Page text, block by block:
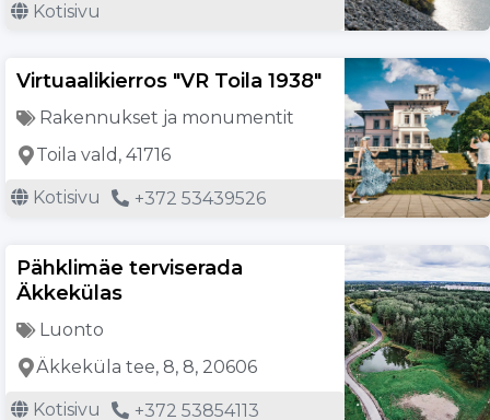
Kotisivu
Virtuaalikierros "VR Toila 1938"
Rakennukset ja monumentit
Toila vald, 41716
Kotisivu +372 53439526
Pähklimäe terviserada
Äkkekülas
Luonto
Äkkeküla tee, 8, 8, 20606
Kotisivu +372 53854113